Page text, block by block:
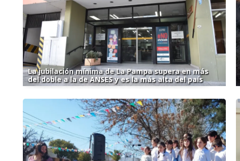
La jubilación mínima de La Pampa supera en más
del doble a la de ANSES y es la más alta del país